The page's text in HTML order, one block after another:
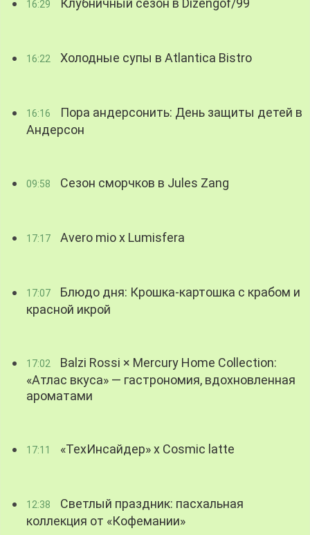
16:29 Клубничный сезон в Dizengof/99
16:22 Холодные супы в Atlantica Bistro
16:16
Пора андерсонить: День защиты детей в
Андерсон
09:58 Сезон сморчков в Jules Zang
17:17 Avero mio x Lumisfera
17:07
Блюдо дня: Крошка-картошка с крабом и
красной икрой
17:02
Balzi Rossi × Mercury Home Collection:
«Атлас вкуса» — гастрономия, вдохновленная
ароматами
17:11 «ТехИнсайдер» х Cosmic latte
12:38
Светлый праздник: пасхальная
коллекция от «Кофемании»